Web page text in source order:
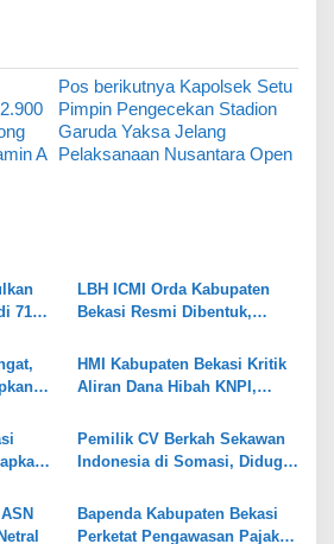
A
Pos berikutnya Kapolsek Setu
Pimpin Pengecekan Stadion
Garuda Yaksa Jelang
Pelaksanaan Nusantara Open
71
LBH ICMI Orda Kabupaten
Bekasi Resmi Dibentuk,
Pendampingan Hukum
HMI Kabupaten Bekasi Kritik
Aliran Dana Hibah KNPI,
Pemilik CV Berkah Sekawan
Indonesia di Somasi, Diduga
Rp338 Juta
Bapenda Kabupaten Bekasi
Perketat Pengawasan Pajak